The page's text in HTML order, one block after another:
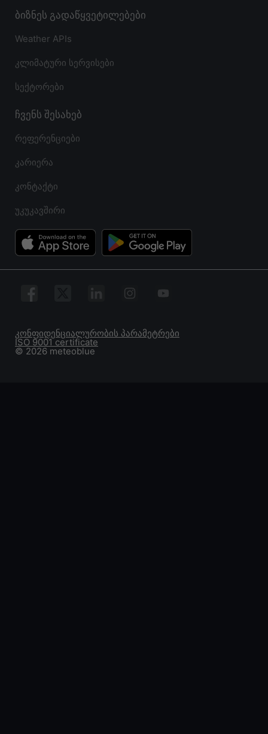
ბიზნეს გადაწყვეტილებები
Weather APIs
კლიმატური სერვისები
სექტორები
ჩვენს შესახებ
რეფერენციები
კარიერა
კონტაქტი
უკუკავშირი
© 2026 meteoblue
ISO 9001 certificate
კონფიდენციალურობის პარამეტრები